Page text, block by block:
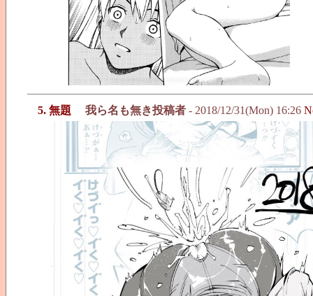
5. 無題 我ら名も無き投稿者 - 2018/12/31(Mon) 16:26